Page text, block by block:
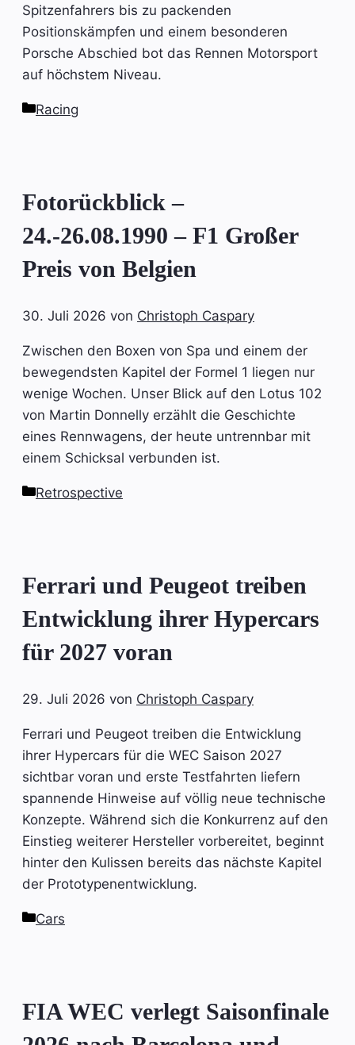
Spitzenfahrers bis zu packenden
Positionskämpfen und einem besonderen
Porsche Abschied bot das Rennen Motorsport
auf höchstem Niveau.
Kategorien
Racing
Fotorückblick –
24.-26.08.1990 – F1 Großer
Preis von Belgien
30. Juli 2026 von Christoph Caspary
Zwischen den Boxen von Spa und einem der
bewegendsten Kapitel der Formel 1 liegen nur
wenige Wochen. Unser Blick auf den Lotus 102
von Martin Donnelly erzählt die Geschichte
eines Rennwagens, der heute untrennbar mit
einem Schicksal verbunden ist.
Kategorien
Retrospective
Ferrari und Peugeot treiben
Entwicklung ihrer Hypercars
für 2027 voran
29. Juli 2026 von Christoph Caspary
Ferrari und Peugeot treiben die Entwicklung
ihrer Hypercars für die WEC Saison 2027
sichtbar voran und erste Testfahrten liefern
spannende Hinweise auf völlig neue technische
Konzepte. Während sich die Konkurrenz auf den
Einstieg weiterer Hersteller vorbereitet, beginnt
hinter den Kulissen bereits das nächste Kapitel
der Prototypenentwicklung.
Kategorien
Cars
FIA WEC verlegt Saisonfinale